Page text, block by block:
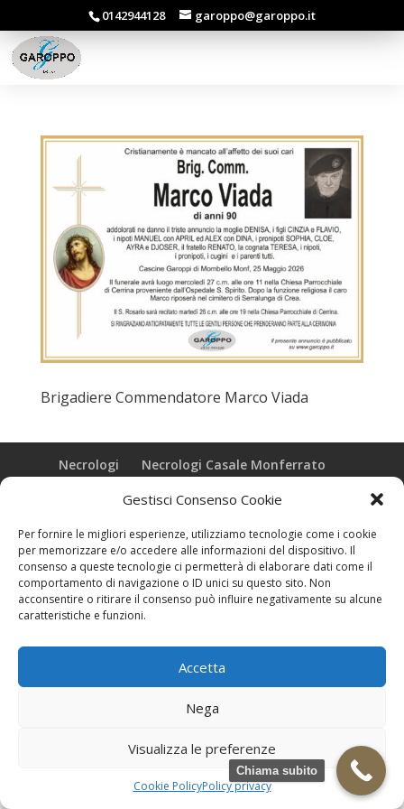
Gestisci Consenso Cookie
Per fornire le migliori esperienze, utilizziamo tecnologie come i cookie
per memorizzare e/o accedere alle informazioni del dispositivo. Il
consenso a queste tecnologie ci permetterà di elaborare dati come il
comportamento di navigazione o ID unici su questo sito. Non
acconsentire o ritirare il consenso può influire negativamente su alcune
caratteristiche e funzioni.
Accetta
Nega
Visualizza le preferenze
Cookie PolicyPolicy privacy
0142944128 garoppo@garoppo.it
Brigadiere Commendatore Marco Viada
Necrologi
Necrologi Casale Monferrato
Realizzazione grafica e Copyright © zeropensieri local web -
Casale Monferrato info@zeropensieri-cloud
Chiama subito